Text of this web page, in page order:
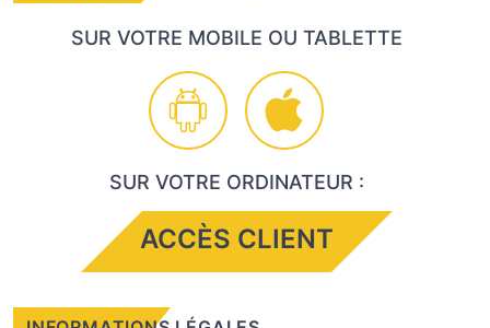
SUR VOTRE MOBILE OU TABLETTE
SUR VOTRE ORDINATEUR :
ACCÈS CLIENT